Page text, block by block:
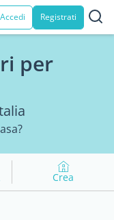
Accedi Registrati
per
Crea